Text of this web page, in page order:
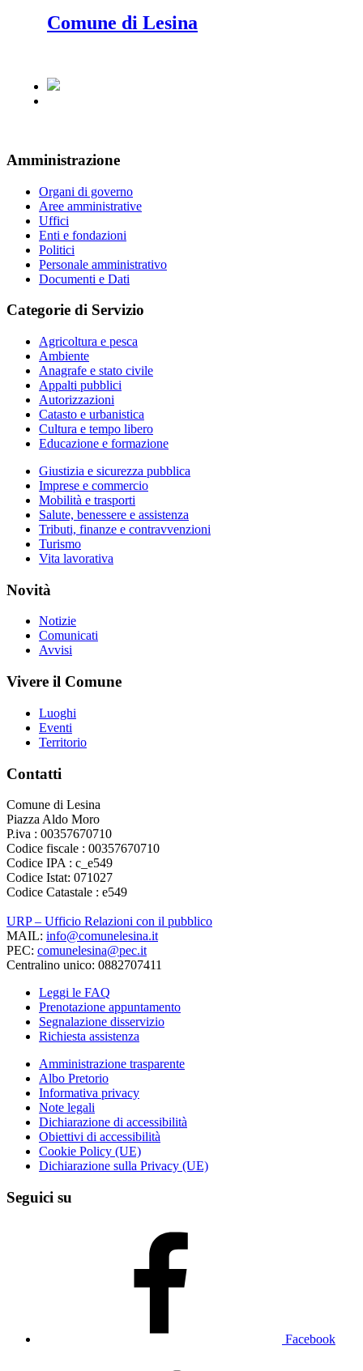
Comune di Lesina
Amministrazione
Organi di governo
Aree amministrative
Uffici
Enti e fondazioni
Politici
Personale amministrativo
Documenti e Dati
Categorie di Servizio
Agricoltura e pesca
Ambiente
Anagrafe e stato civile
Appalti pubblici
Autorizzazioni
Catasto e urbanistica
Cultura e tempo libero
Educazione e formazione
Giustizia e sicurezza pubblica
Imprese e commercio
Mobilità e trasporti
Salute, benessere e assistenza
Tributi, finanze e contravvenzioni
Turismo
Vita lavorativa
Novità
Notizie
Comunicati
Avvisi
Vivere il Comune
Luoghi
Eventi
Territorio
Contatti
Comune di Lesina
Piazza Aldo Moro
P.iva : 00357670710
Codice fiscale : 00357670710
Codice IPA : c_e549
Codice Istat: 071027
Codice Catastale : e549
URP – Ufficio Relazioni con il pubblico
MAIL: info@comunelesina.it
PEC: comunelesina@pec.it
Centralino unico: 0882707411
Leggi le FAQ
Prenotazione appuntamento
Segnalazione disservizio
Richiesta assistenza
Amministrazione trasparente
Albo Pretorio
Informativa privacy
Note legali
Dichiarazione di accessibilità
Obiettivi di accessibilità
Cookie Policy (UE)
Dichiarazione sulla Privacy (UE)
Seguici su
Facebook